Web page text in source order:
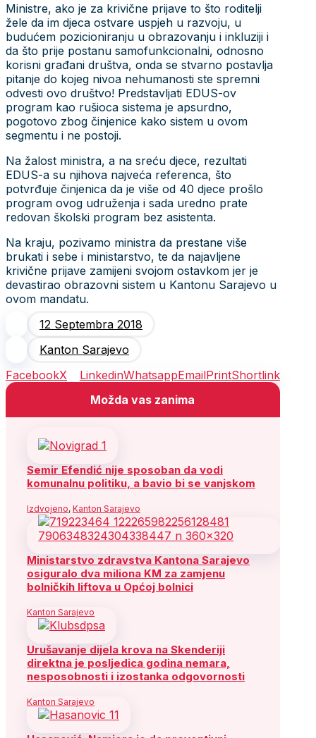
Ministre, ako je za krivične prijave to što roditelji
žele da im djeca ostvare uspjeh u razvoju, u
budućem pozicioniranju u obrazovanju i inkluziji i
da što prije postanu samofunkcionalni, odnosno
korisni građani društva, onda se stvarno postavlja
pitanje do kojeg nivoa nehumanosti ste spremni
odvesti ovo društvo! Predstavljati EDUS-ov
program kao rušioca sistema je apsurdno,
pogotovo zbog činjenice kako sistem u ovom
segmentu i ne postoji.
Na žalost ministra, a na sreću djece, rezultati
EDUS-a su njihova najveća referenca, što
potvrđuje činjenica da je više od 40 djece prošlo
program ovog udruženja i sada uredno prate
redovan školski program bez asistenta.
Na kraju, pozivamo ministra da prestane više
brukati i sebe i ministarstvo, te da najavljene
krivične prijave zamijeni svojom ostavkom jer je
devastirao obrazovni sistem u Kantonu Sarajevo u
ovom mandatu.
12 Septembra 2018
Kanton Sarajevo
FacebookX LinkedinWhatsappEmailPrintShortlink
Možda vas zanima
Semir Efendić nije sposoban da vodi
komunalnu politiku, a bavio bi se vanjskom
Izdvojeno, Kanton Sarajevo
Ministarstvo zdravstva Kantona Sarajevo
osiguralo dva miliona KM za zamjenu
bolničkih liftova u Općoj bolnici
Kanton Sarajevo
Urušavanje dijela krova na Skenderiji
direktna je posljedica godina nemara,
nesposobnosti i izostanka odgovornosti
Kanton Sarajevo